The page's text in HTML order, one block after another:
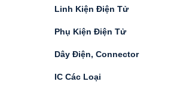
Linh Kiện Điện Tử
Phụ Kiện Điện Tử
Dây Điện, Connector
IC Các Loại